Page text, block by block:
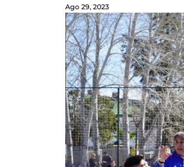
Ago 29, 2023